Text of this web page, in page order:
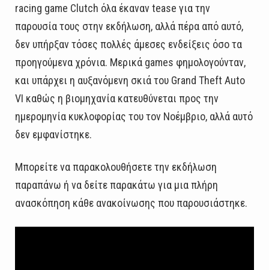
racing game Clutch όλα έκαναν tease για την
παρουσία τους στην εκδήλωση, αλλά πέρα από αυτό,
δεν υπήρξαν τόσες πολλές άμεσες ενδείξεις όσο τα
προηγούμενα χρόνια. Μερικά games φημολογούνταν,
και υπάρχει η αυξανόμενη σκιά του Grand Theft Auto
VI καθώς η βιομηχανία κατευθύνεται προς την
ημερομηνία κυκλοφορίας του τον Νοέμβριο, αλλά αυτό
δεν εμφανίστηκε.
Μπορείτε να παρακολουθήσετε την εκδήλωση
παραπάνω ή να δείτε παρακάτω για μια πλήρη
ανασκόπηση κάθε ανακοίνωσης που παρουσιάστηκε.